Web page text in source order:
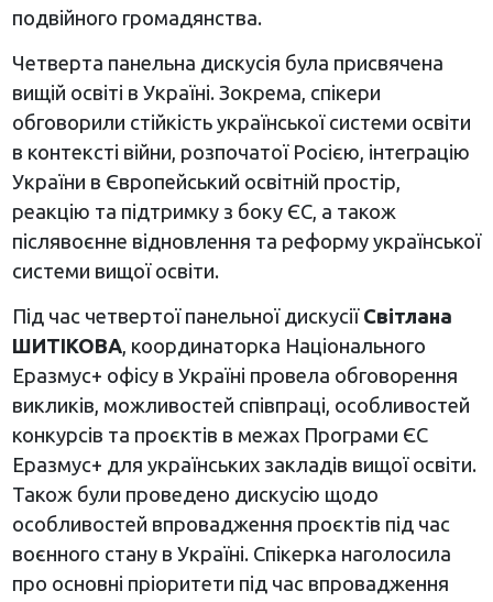
подвійного громадянства.
Четверта панельна дискусія була присвячена
вищій освіті в Україні. Зокрема, спікери
обговорили стійкість української системи освіти
в контексті війни, розпочатої Росією, інтеграцію
України в Європейський освітній простір,
реакцію та підтримку з боку ЄС, а також
післявоєнне відновлення та реформу української
системи вищої освіти.
Під час четвертої панельної дискусії Світлана
ШИТІКОВА, координаторка Національного
Еразмус+ офісу в Україні провела обговорення
викликів, можливостей співпраці, особливостей
конкурсів та проєктів в межах Програми ЄС
Еразмус+ для українських закладів вищої освіти.
Також були проведено дискусію щодо
особливостей впровадження проєктів під час
воєнного стану в Україні. Спікерка наголосила
про основні пріоритети під час впровадження